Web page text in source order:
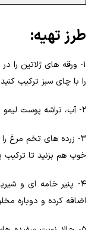
طرز تهیه:
۱- ورقه های ژلاتین
را با چای سبز ترکیب
۲- آب، تراشه پوست لیمو و آب لیموترش را به مخلوط اضافه کنید.
۳- زرده های تخم مرغ
خوب هم بزنید تا ترکیب
4- پنیر خامه ای و
اضافه کرده و دوباره